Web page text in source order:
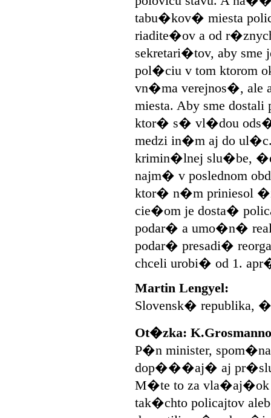
tabu�kov� miesta
riadite�ov a od
sekretari�tov, aby sme
pol�ciu v tom ktorom
vn�ma verejnos�, ale
miesta. Aby sme
ktor� s� vl�dou
medzi in�m aj do
krimin�lnej slu�be,
najm� v poslednom
ktor� n�m priniesol
cie�om je dosta�
podar� a umo�n�
podar� presadi�
chceli urobi� od 1.
Martin Lengyel:
Slovensk� republika,
Ot�zka:
P�n minister,
dop���aj� aj
M�te to za vla�aj�ok
tak�chto policajtov